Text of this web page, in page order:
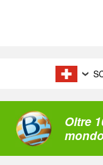
Oltre